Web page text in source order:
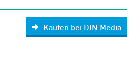
Kaufen bei DIN Media